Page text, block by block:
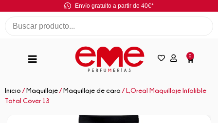
Envío gratuito a partir de 40€*
0
Inicio /Maquillaje /Maquillaje de cara / L,Oreal Maquillaje Infalible
Total Cover 13